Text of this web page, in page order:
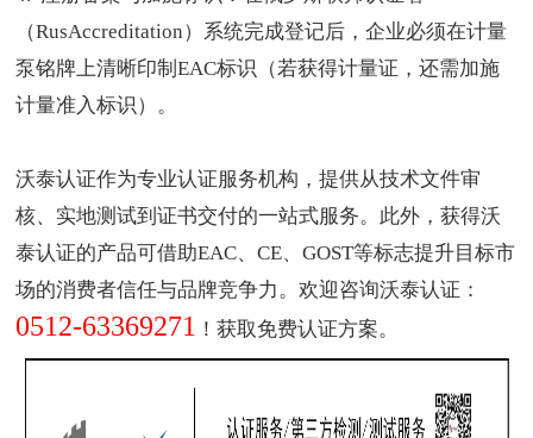
（RusAccreditation）系统完成登记后，企业必须在计量
泵铭牌上清晰印制EAC标识（若获得计量证，还需加施
计量准入标识）。
沃泰认证作为专业认证服务机构 ，提供从技术文件审
核、实地测试到证书交付的一站式服务。此外，获得沃
泰认证的产品可借助EAC、CE、GOST等标志提升目标市
场的消费者信任与品牌竞争力。欢迎咨询沃泰认证：
0512-63369271 ！获取免费认证方案。